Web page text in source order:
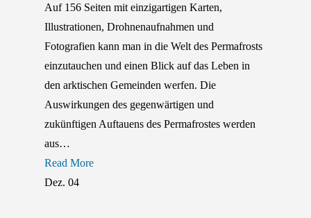
Auf 156 Seiten mit einzigartigen Karten,
Illustrationen, Drohnenaufnahmen und
Fotografien kann man in die Welt des Permafrosts
einzutauchen und einen Blick auf das Leben in
den arktischen Gemeinden werfen. Die
Auswirkungen des gegenwärtigen und
zukünftigen Auftauens des Permafrostes werden
aus…
Read More
Dez. 04